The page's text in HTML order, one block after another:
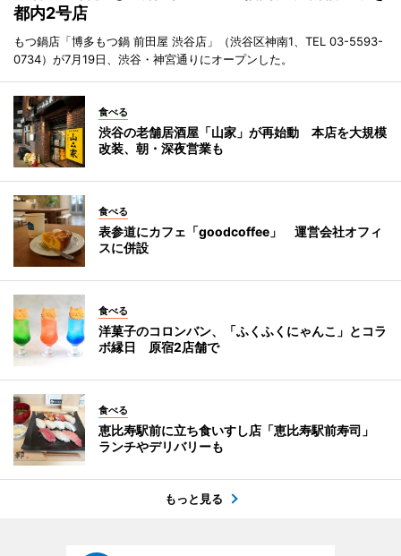
都内2号店
もつ鍋店「博多もつ鍋 前田屋 渋谷店」（渋谷区神南1、TEL 03-5593-
0734）が7月19日、渋谷・神宮通りにオープンした。
食べる
渋谷の老舗居酒屋「山家」が再始動 本店を大規模
改装、朝・深夜営業も
食べる
表参道にカフェ「goodcoffee」 運営会社オフィ
スに併設
食べる
洋菓子のコロンバン、「ふくふくにゃんこ」とコラ
ボ縁日 原宿2店舗で
食べる
恵比寿駅前に立ち食いすし店「恵比寿駅前寿司」
ランチやデリバリーも
もっと見る